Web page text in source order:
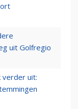
uit Golfregio
verder uit: